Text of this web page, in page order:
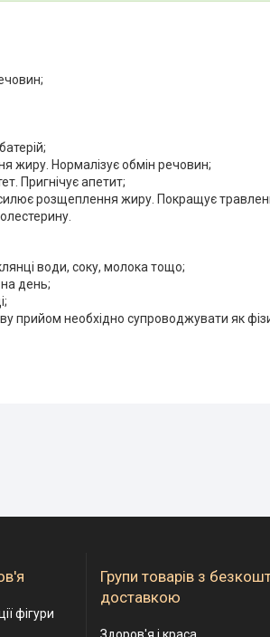
жиру. Нормалізує обмін речовин;
Пригнічує апетит;
розщеплення жиру. Покращує
води, соку, молока тощо;
день;
прийом необхідно супроводжувати як
фігури
Групи товарів з
доставкою